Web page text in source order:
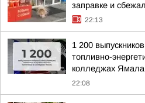
заправке и
22:13
1 200
топливно-
колледжах Ямала
22:08